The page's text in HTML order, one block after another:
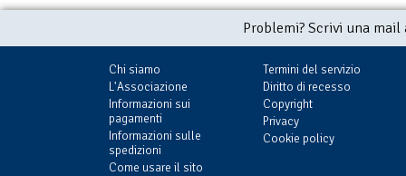
Problemi? Scrivi una
Chi siamo
L'Associazione
Informazioni sui
pagamenti
Informazioni sulle
spedizioni
Come usare il sito
Termini del servizio
Diritto di recesso
Copyright
Privacy
Cookie policy